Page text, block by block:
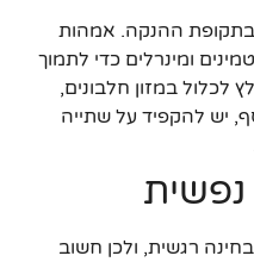
בתקופת ההנקה. אמהות
ומינרלים כדי לתמוך
לכלול במזון חלבונים,
יש להקפיד על שתייה
רגשית, ולכן חשוב